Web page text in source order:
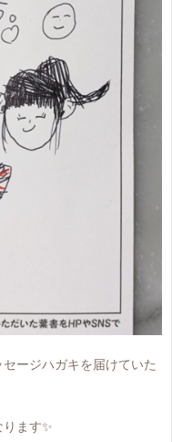
ージハガキを届けていた
ます✨